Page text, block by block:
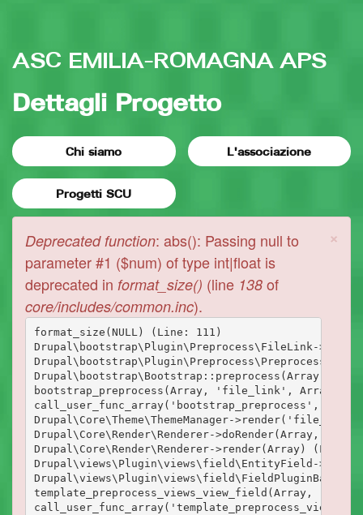
ASC EMILIA-ROMAGNA APS
Dettagli Progetto
Chi siamo L'associazione
Progetti SCU
×
Messaggio
di
errore
Deprecated function: abs(): Passing null to
parameter #1 ($num) of type int|float is
deprecated in format_size() (line 138 of
core/includes/common.inc).
format_size(NULL) (Line: 111)
Drupal\bootstrap\Plugin\Preprocess\FileLink-
Drupal\bootstrap\Bootstrap::preprocess(Array,
bootstrap_preprocess(Array, 'file_link', Array)
call_user_func_array('bootstrap_preprocess',
Drupal\Core\Theme\ThemeManager-
Drupal\Core\Render\Renderer->doRender(Array, )
Drupal\Core\Render\Renderer->render(Array) (Line:
Drupal\views\Plugin\views\field\EntityField-
Drupal\views\Plugin\views\field\FieldPluginBase-
template_preprocess_views_view_field(Array,